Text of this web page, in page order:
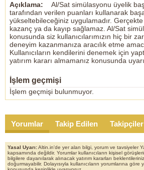
Açıklama:
Al/Sat simülasyonu üyelik
tarafından verilen puanları kullanarak
yükseltebileceğiniz uygulamadır.
kazanç ya da kayıp sağlamaz. Al/Sat
konusunda siz kullanıcılarımızın hiç bir
deneyim kazanmanıza aracılık etme
Kullanıcıların kendilerini denemek için
yatırım kararı almamanız konusunda
İşlem geçmişi
İşlem geçmişi bulunmuyor.
Yorumlar Takip Edilen Takipçiler
Yasal Uyarı:Altin.in'de yer alan bilgi, yorum ve tavsiyeler
kapsamında değildir. Yorumlar kullanıcıların kişisel
bilgilere dayanılarak alınacak yatırım kararları
doğurmayabilir. Dolayısıyla kullanıcıların yorumlarına göre